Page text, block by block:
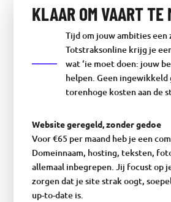
KLAAR OM VAART TE
Tijd om jouw ambities een
Totstraksonline krijg je
wat ‘ie moet doen: jouw
helpen. Geen ingewikkeld
torenhoge kosten aan de
Website geregeld, zonder gedoe
Voor €65 per maand heb je een
Domeinnaam, hosting, teksten,
allemaal inbegrepen. Jij focust op
zorgen dat je site strak oogt,
up-to-date is.